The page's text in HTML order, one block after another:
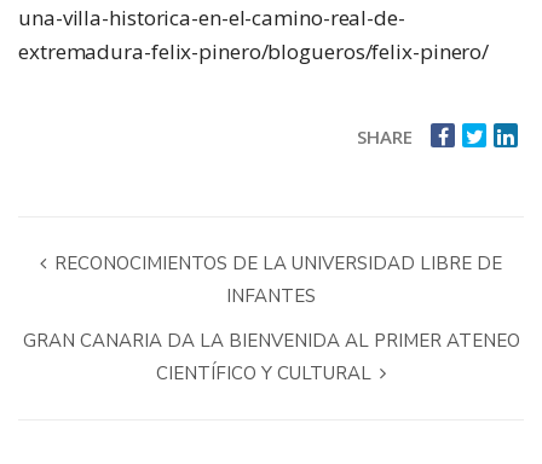
una-villa-historica-en-el-camino-real-de-
extremadura-felix-pinero/blogueros/felix-pinero/
SHARE
RECONOCIMIENTOS DE LA UNIVERSIDAD LIBRE DE
INFANTES
GRAN CANARIA DA LA BIENVENIDA AL PRIMER ATENEO
CIENTÍFICO Y CULTURAL